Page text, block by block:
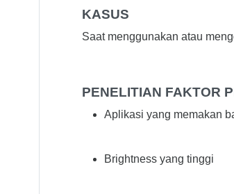
KASUS
Saat menggunakan atau
PENELITIAN FAKTOR
Aplikasi yang memakan
Brightness yang tinggi